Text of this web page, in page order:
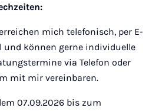
mich telefonisch, per E-
und können gerne individuelle
via Telefon oder
mit mir vereinbaren.
07.09.2026 bis zum